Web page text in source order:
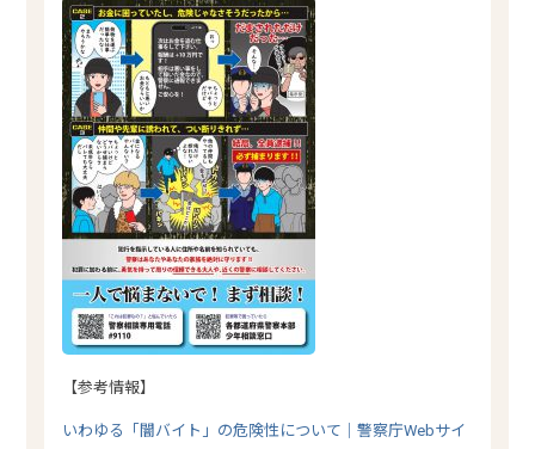
【参考情報】
いわゆる「闇バイト」の危険性について｜警察庁Webサイ